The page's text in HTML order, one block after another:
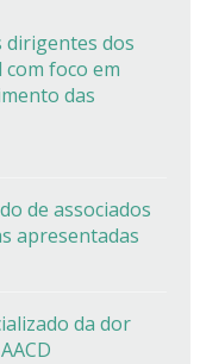
dirigentes dos
com foco em
das
de associados
apresentadas
da dor